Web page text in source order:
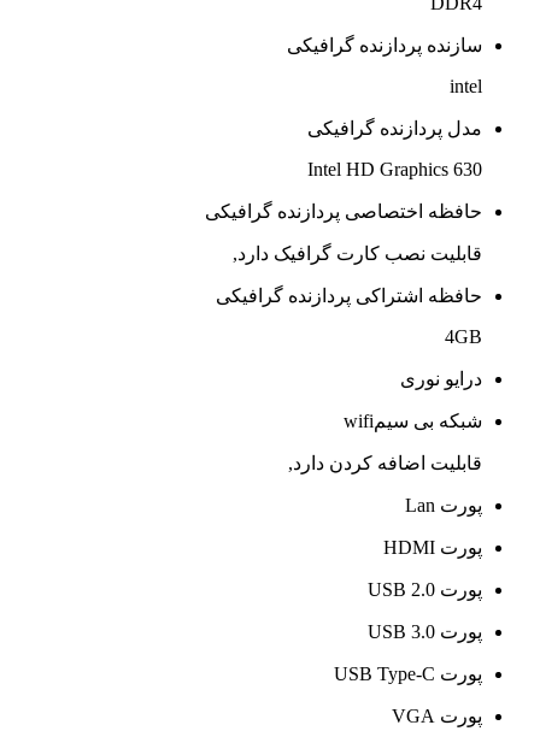
سازنده پردازنده گرافیکی
intel
مدل پردازنده گرافیکی
Intel HD Graphics 630
حافظه اختصاصی پردازنده گرافیکی
قابلیت نصب کارت گرافیک دارد,
حافظه اشتراکی پردازنده گرافیکی
4GB
درایو نوری
شبکه بی سیمwifi
قابلیت اضافه کردن دارد,
پورت Lan
پورت HDMI
پورت USB 2.0
پورت USB 3.0
پورت USB Type-C
پورت VGA